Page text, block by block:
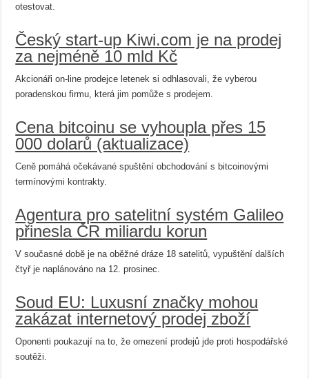
otestovat.
Český start-up Kiwi.com je na prodej
za nejméně 10 mld Kč
Akcionáři on-line prodejce letenek si odhlasovali, že vyberou
poradenskou firmu, která jim pomůže s prodejem.
Cena bitcoinu se vyhoupla přes 15
000 dolarů (aktualizace)
Ceně pomáhá očekávané spuštění obchodování s bitcoinovými
termínovými kontrakty.
Agentura pro satelitní systém Galileo
přinesla ČR miliardu korun
V současné době je na oběžné dráze 18 satelitů, vypuštění dalších
čtyř je naplánováno na 12. prosinec.
Soud EU: Luxusní značky mohou
zakázat internetový prodej zboží
Oponenti poukazují na to, že omezení prodejů jde proti hospodářské
soutěži.